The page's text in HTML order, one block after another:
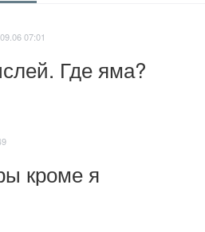
09.06 07:01
Где яма?
кроме я